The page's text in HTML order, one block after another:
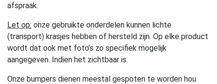
afspraak.
Let op: onze gebruikte onderdelen kunnen lichte
(transport) krasjes hebben of hersteld zijn. Op elke product
wordt dat ook met foto’s zo specifiek mogelijk
aangegeven. Indien het zichtbaar is.
Onze bumpers dienen meestal gespoten te worden hou